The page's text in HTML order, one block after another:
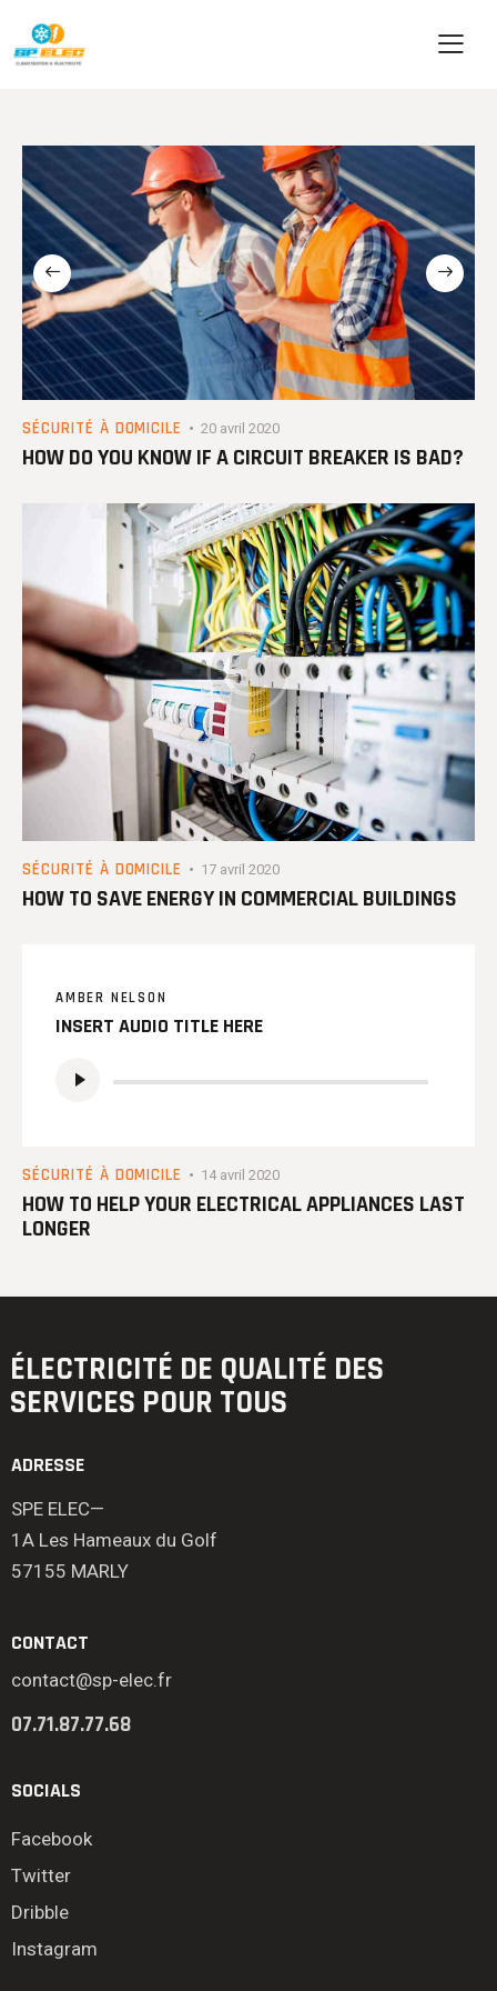
SÉCURITÉ À DOMICILE 20 avril 2020
HOW DO YOU KNOW IF A CIRCUIT BREAKER IS BAD?
SÉCURITÉ À DOMICILE 17 avril 2020
HOW TO SAVE ENERGY IN COMMERCIAL BUILDINGS
AMBER NELSON
INSERT AUDIO TITLE HERE
audio
SÉCURITÉ À DOMICILE 14 avril 2020
HOW TO HELP YOUR ELECTRICAL APPLIANCES LAST
LONGER
ÉLECTRICITÉ DE QUALITÉ DES
SERVICES POUR TOUS
ADRESSE
SPE ELEC—
1A Les Hameaux du Golf
57155 MARLY
CONTACT
contact@sp-elec.fr
07.71.87.77.68
SOCIALS
Facebook
Twitter
Dribble
Instagram